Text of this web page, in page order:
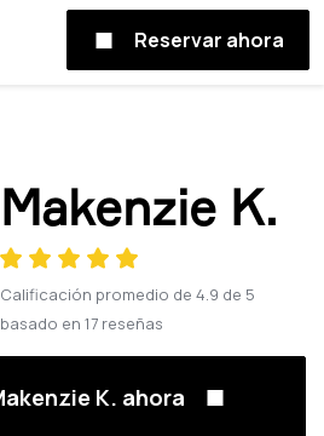
Reservar ahora
Makenzie K.
Calificación promedio de 4.9 de 5
basado en 17 reseñas
K. ahora